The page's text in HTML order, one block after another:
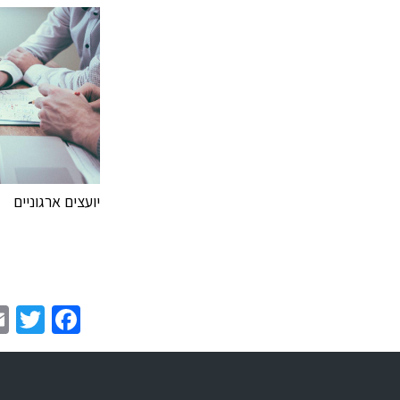
יועצים ארגוניים